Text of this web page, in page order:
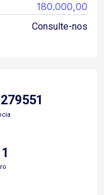
180.000,00
Consulte-nos
279551
1